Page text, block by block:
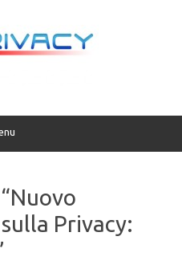
Privacy: